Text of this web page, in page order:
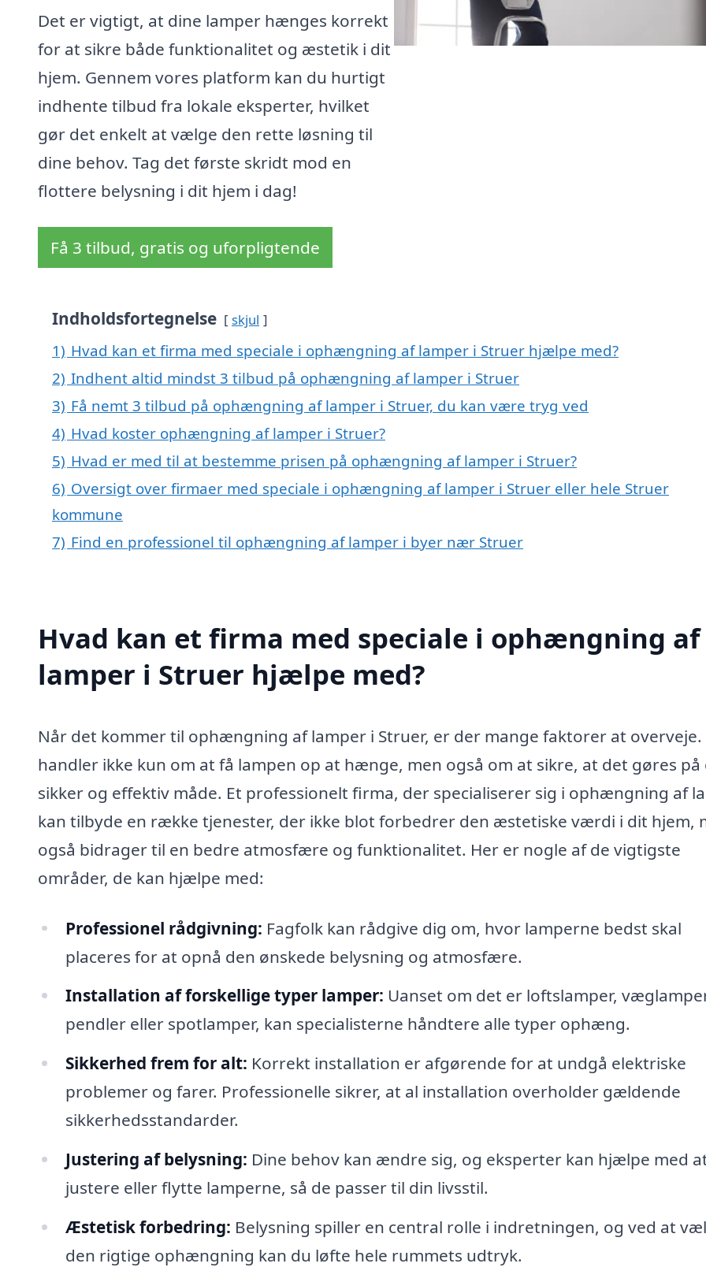
Det er vigtigt, at dine lamper hænges korrekt
for at sikre både funktionalitet og æstetik i dit
hjem. Gennem vores platform kan du hurtigt
indhente tilbud fra lokale eksperter, hvilket
gør det enkelt at vælge den rette løsning til
dine behov. Tag det første skridt mod en
flottere belysning i dit hjem i dag!
Få 3 tilbud, gratis og uforpligtende
Indholdsfortegnelse skjul
1) Hvad kan et firma med speciale i ophængning af lamper i Struer hjælpe med?
2) Indhent altid mindst 3 tilbud på ophængning af lamper i Struer
3) Få nemt 3 tilbud på ophængning af lamper i Struer, du kan være tryg ved
4) Hvad koster ophængning af lamper i Struer?
5) Hvad er med til at bestemme prisen på ophængning af lamper i Struer?
6) Oversigt over firmaer med speciale i ophængning af lamper i Struer eller hele Struer
kommune
7) Find en professionel til ophængning af lamper i byer nær Struer
Hvad kan et firma med speciale i ophængning af
lamper i Struer hjælpe med?
Når det kommer til ophængning af lamper i Struer, er der mange faktorer at overveje.
handler ikke kun om at få lampen op at hænge, men også om at sikre, at det gøres på
sikker og effektiv måde. Et professionelt firma, der specialiserer sig i ophængning af
kan tilbyde en række tjenester, der ikke blot forbedrer den æstetiske værdi i dit hjem,
også bidrager til en bedre atmosfære og funktionalitet. Her er nogle af de vigtigste
områder, de kan hjælpe med:
Professionel rådgivning: Fagfolk kan rådgive dig om, hvor lamperne bedst skal
placeres for at opnå den ønskede belysning og atmosfære.
Installation af forskellige typer lamper: Uanset om det er loftslamper,
pendler eller spotlamper, kan specialisterne håndtere alle typer ophæng.
Sikkerhed frem for alt: Korrekt installation er afgørende for at undgå elektriske
problemer og farer. Professionelle sikrer, at al installation overholder gældende
sikkerhedsstandarder.
Justering af belysning: Dine behov kan ændre sig, og eksperter kan hjælpe med
justere eller flytte lamperne, så de passer til din livsstil.
Æstetisk forbedring: Belysning spiller en central rolle i indretningen, og ved at
den rigtige ophængning kan du løfte hele rummets udtryk.